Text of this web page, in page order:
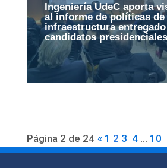
Ingeniería UdeC aporta
al informe de políticas de
infraestructura entregado
candidatos presidenciales
Página 2 de 24 « 1 2 3 4 ... 10